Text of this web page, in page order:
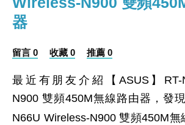
器
留言 0 收藏 0 推薦 0
最近有朋友介紹【ASUS】RT-
N900 雙頻450M無線路由器，發
N66U Wireless-N900 雙頻450M無